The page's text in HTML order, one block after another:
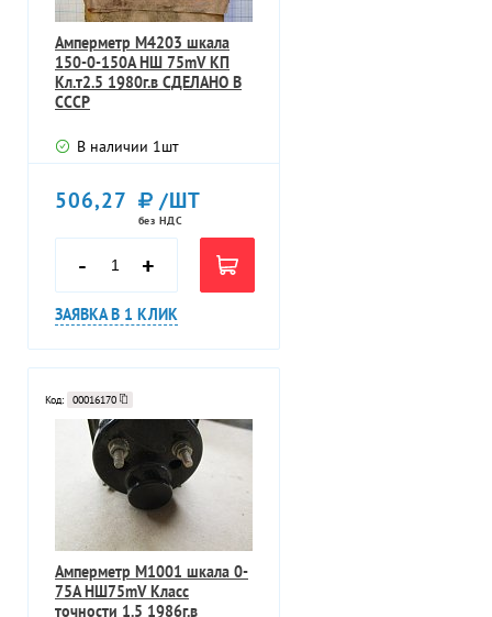
Амперметр М4203 шкала
150-0-150A НШ 75mV КП
Кл.т2.5 1980г.в СДЕЛАНО В
СССР
В наличии 1шт
506,27 /ШТ
без НДС
- +
ЗАЯВКА В 1 КЛИК
Код: 00016170
Амперметр М1001 шкала 0-
75А НШ75mV Класс
точности 1.5 1986г.в